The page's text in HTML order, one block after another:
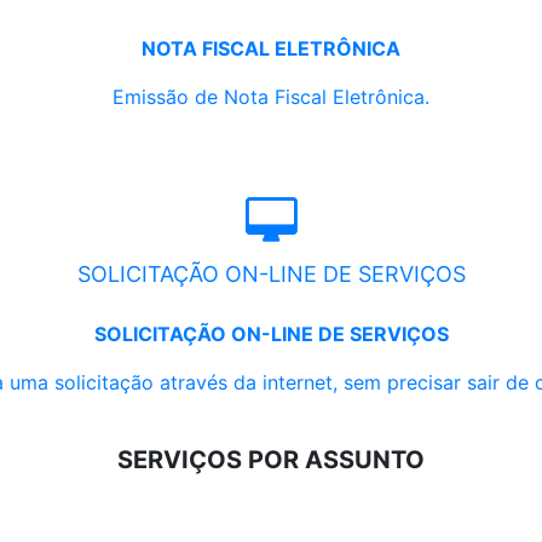
NOTA FISCAL ELETRÔNICA
Emissão de Nota Fiscal Eletrônica.
SOLICITAÇÃO ON-LINE DE SERVIÇOS
SOLICITAÇÃO ON-LINE DE SERVIÇOS
uma solicitação através da internet, sem precisar sair de
SERVIÇOS POR ASSUNTO